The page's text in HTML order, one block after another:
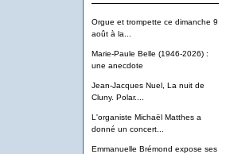
Orgue et trompette ce dimanche 9
août à la...
Marie-Paule Belle (1946-2026) :
une anecdote
Jean-Jacques Nuel, La nuit de
Cluny. Polar....
L'organiste Michaël Matthes a
donné un concert...
Emmanuelle Brémond expose ses